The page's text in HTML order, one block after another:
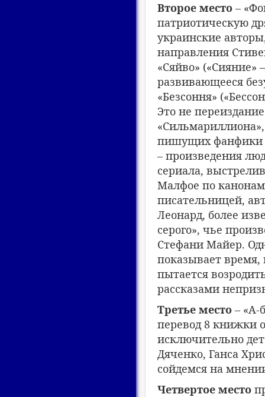
Второе место –
патриотическую
украинские
направления
«Сяйво» («Сияние»
развивающееся
«Безсоння»
Это не
пишущих фанфики
– произведения
сериала,
Малфое по
писательницей,
Леонард, более
серого», чье
Стефани Майер.
показывает время,
пытается
рассказами
Третье место – «А-
перевод 8 книжки
исключительно
Дяченко, Ганса
сойдемся на
Четвертое место